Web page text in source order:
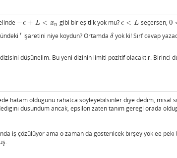
−ϵ + L < xn
−ϵ+ L< xn gibi bir eşitlik yok mu?ϵ < L
ϵ<L seçersen, 0
0<
′′ işaretini niye koydun? Ortamdaδ
δyok ki! Sırf cevap
dizisini düşünelim. Bu yeni dizinin limiti pozitif olacaktır. Birinci
hatam oldugunu rahatca soyleyebılsınler dıye dedım, mısal
dusundum ancak, epsilon zaten tanım geregi orada
iş çözülüyor ama o zaman da gosterılcek bırşey yok ee